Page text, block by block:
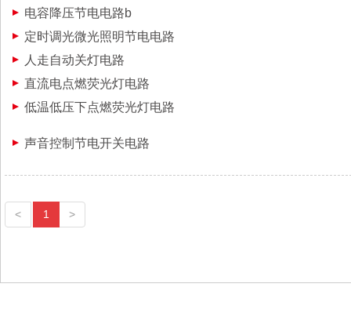
电容降压节电电路b
定时调光微光照明节电电路
人走自动关灯电路
直流电点燃荧光灯电路
低温低压下点燃荧光灯电路
声音控制节电开关电路
< 1 >